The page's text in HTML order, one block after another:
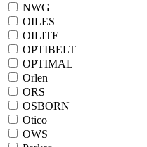
NWG
OILES
OILITE
OPTIBELT
OPTIMAL
Orlen
ORS
OSBORN
Otico
OWS